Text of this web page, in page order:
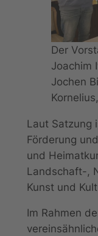
Der
Joachim
Jochen
Laut Satzung
Förderung
und
Landschaft-,
Kunst und
Im Rahmen